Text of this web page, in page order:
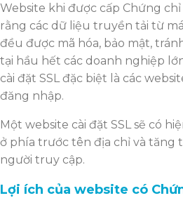
Website khi được cấp Chứng chỉ
rằng các dữ liệu truyền tải từ
đều được mã hóa, bảo mật,
tại hầu hết các doanh nghiệp
cài đặt SSL đặc biệt là các
đăng nhập.
Một website cài đặt SSL sẽ có
ở phía trước tên địa chỉ và tăng
người truy cập.
Lợi ích của website có